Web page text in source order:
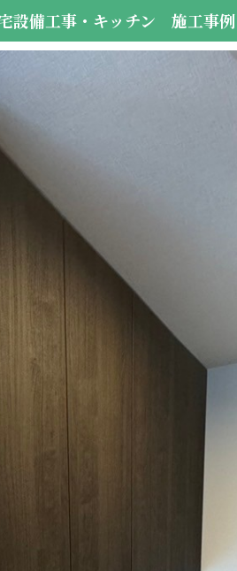
設備工事・キッチン 施工事